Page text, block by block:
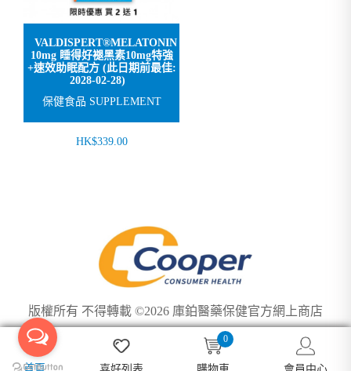
Got it!
We use cookies to ensure you get the best experience on our
首頁
0
VALDISPERT®MELATONIN
10mg 睡得好褪黑素10mg特強
+速效助眠配方 (此日期前最佳:
2028-02-28)
保健食品 SUPPLEMENT
HK$339.00
版權所有 不得轉載 ©2026 庫鉑醫藥保健官方網上商店